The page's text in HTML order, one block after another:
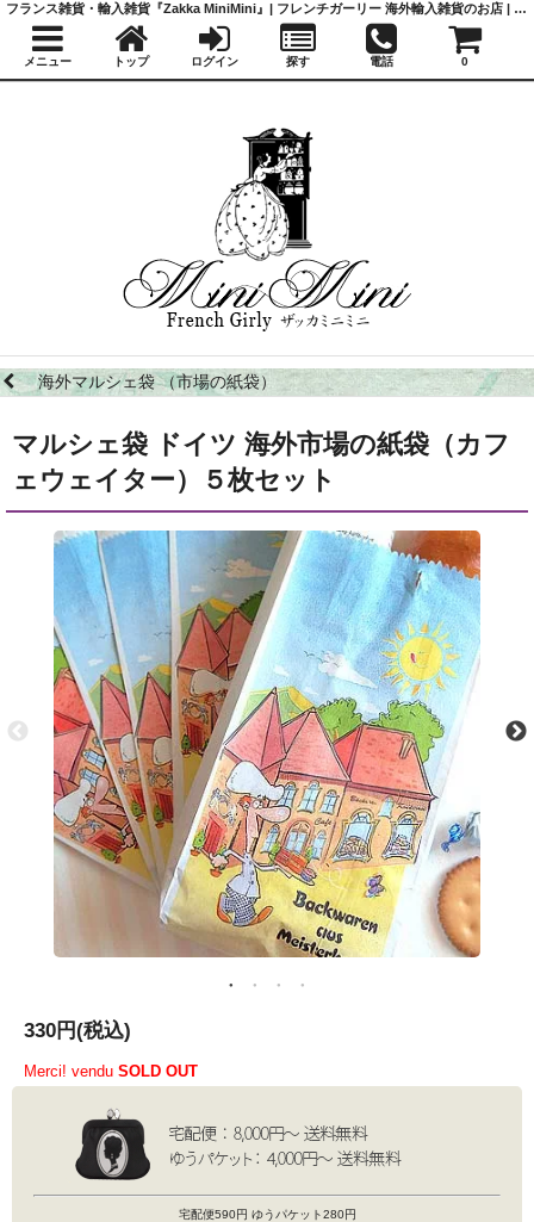
海外マルシェ袋 （市場の紙袋）
マルシェ袋 ドイツ 海外市場の紙袋（カフ
ェウェイター）５枚セット
330円(税込)
Merci! vendu SOLD OUT
宅配便590円 ゆうパケット280円
フランス雑貨・輸入雑貨『Zakka MiniMini』| フレンチガーリー 海外輸入雑貨のお店 | かわいい雑貨 | 蚤の市 | アンティーク
メニュー トップ ログイン 探す 電話 0